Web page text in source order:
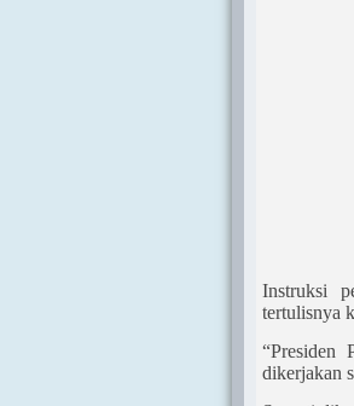
Instruksi
tertulisnya
“Presiden
dikerjakan